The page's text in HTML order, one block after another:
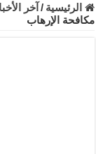
الأمن الداخلي يعثر
الوزير الشيباني
الرئيسية / آخر
مكافحة الإرهاب